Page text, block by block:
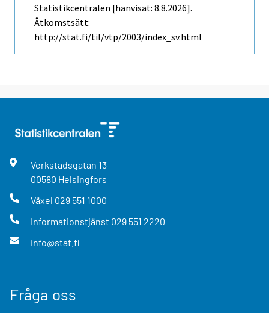
Statistikcentralen [hänvisat: 8.8.2026].
Åtkomstsätt:
http://stat.fi/til/vtp/2003/index_sv.html
Verkstadsgatan 13
00580 Helsingfors
Växel 029 551 1000
Informationstjänst 029 551 2220
info@stat.fi
Fråga oss